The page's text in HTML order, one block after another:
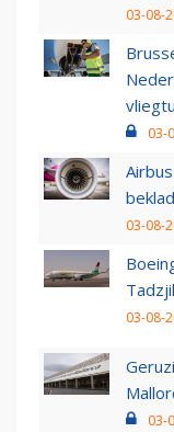
03-08-
03-
03-08-
03-08-
03-